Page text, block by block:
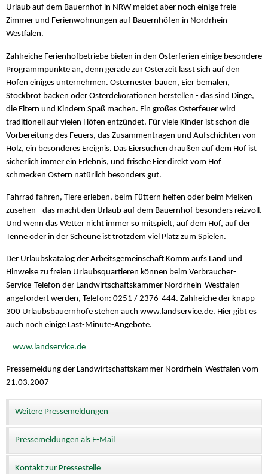
Urlaub auf dem Bauernhof in NRW meldet aber noch einige freie
Zimmer und Ferienwohnungen auf Bauernhöfen in Nordrhein-
Westfalen.
Zahlreiche Ferienhofbetriebe bieten in den Osterferien einige besondere
Programmpunkte an, denn gerade zur Osterzeit lässt sich auf den
Höfen einiges unternehmen. Osternester bauen, Eier bemalen,
Stockbrot backen oder Osterdekorationen herstellen - das sind Dinge,
die Eltern und Kindern Spaß machen. Ein großes Osterfeuer wird
traditionell auf vielen Höfen entzündet. Für viele Kinder ist schon die
Vorbereitung des Feuers, das Zusammentragen und Aufschichten von
Holz, ein besonderes Ereignis. Das Eiersuchen draußen auf dem Hof ist
sicherlich immer ein Erlebnis, und frische Eier direkt vom Hof
schmecken Ostern natürlich besonders gut.
Fahrrad fahren, Tiere erleben, beim Füttern helfen oder beim Melken
zusehen - das macht den Urlaub auf dem Bauernhof besonders reizvoll.
Und wenn das Wetter nicht immer so mitspielt, auf dem Hof, auf der
Tenne oder in der Scheune ist trotzdem viel Platz zum Spielen.
Der Urlaubskatalog der Arbeitsgemeinschaft Komm aufs Land und
Hinweise zu freien Urlaubsquartieren können beim Verbraucher-
Service-Telefon der Landwirtschaftskammer Nordrhein-Westfalen
angefordert werden, Telefon: 0251 / 2376-444. Zahlreiche der knapp
300 Urlaubsbauernhöfe stehen auch www.landservice.de. Hier gibt es
auch noch einige Last-Minute-Angebote.
www.landservice.de
Pressemeldung der Landwirtschaftskammer Nordrhein-Westfalen vom
21.03.2007
Weitere Pressemeldungen
Pressemeldungen als E-Mail
Kontakt zur Pressestelle